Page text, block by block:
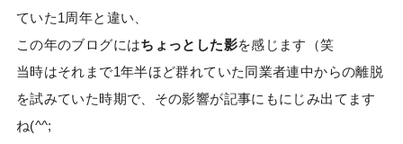
ていた1周年と違い、
この年のブログにはちょっとした影を感じます（笑
当時はそれまで1年半ほど群れていた同業者連中からの離脱
を試みていた時期で、その影響が記事にもにじみ出てます
ね(^^;